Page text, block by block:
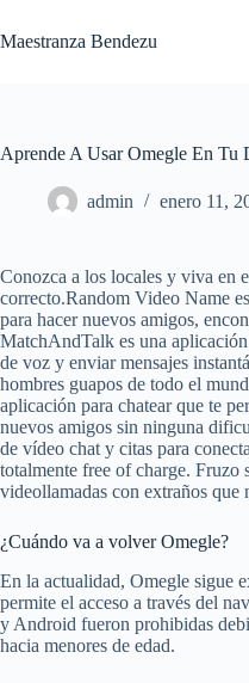
al
contenido
Maestranza Bendezu
Aprende A Usar Omegle En
admin enero 11,
Conozca a los locales y viva en
correcto.Random Video Name
para hacer nuevos amigos,
MatchAndTalk es una
de voz y enviar mensajes
hombres guapos de todo el
aplicación para chatear que te
nuevos amigos sin ninguna
de vídeo chat y citas para
totalmente free of charge. Fruzo
videollamadas con extraños que
¿Cuándo va a volver Omegle?
En la actualidad, Omegle sigue
permite el acceso a través del
y Android fueron prohibidas
hacia menores de edad.